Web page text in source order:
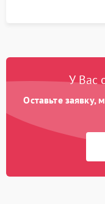
У Вас
Оставьте